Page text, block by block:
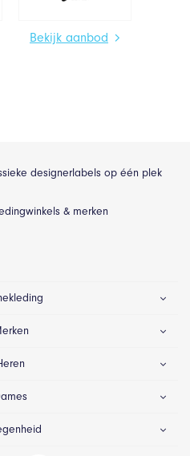
Bekijk aanbod
designerlabels op één plek
& merken